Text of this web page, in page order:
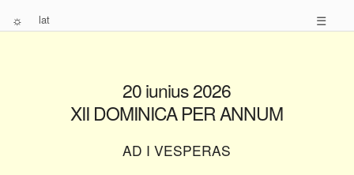
☼ lat ☰
20 iunius 2026
XII DOMINICA PER ANNUM
AD I VESPERAS